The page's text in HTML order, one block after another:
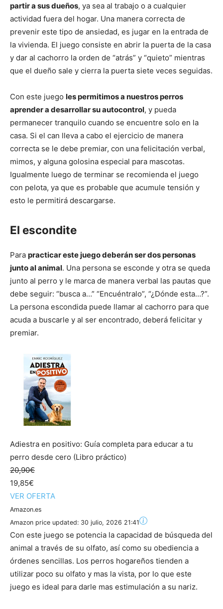
partir a sus dueños, ya sea al trabajo o a cualquier
actividad fuera del hogar. Una manera correcta de
prevenir este tipo de ansiedad, es jugar en la entrada de
la vivienda. El juego consiste en abrir la puerta de la casa
y dar al cachorro la orden de “atrás” y “quieto” mientras
que el dueño sale y cierra la puerta siete veces seguidas.
Con este juego les permitimos a nuestros perros
aprender a desarrollar su autocontrol, y pueda
permanecer tranquilo cuando se encuentre solo en la
casa. Si el can lleva a cabo el ejercicio de manera
correcta se le debe premiar, con una felicitación verbal,
mimos, y alguna golosina especial para mascotas.
Igualmente luego de terminar se recomienda el juego
con pelota, ya que es probable que acumule tensión y
esto le permitirá descargarse.
El escondite
Para practicar este juego deberán ser dos personas
junto al animal. Una persona se esconde y otra se queda
junto al perro y le marca de manera verbal las pautas que
debe seguir: “busca a…” “Encuéntralo”, “¿Dónde esta…?”.
La persona escondida puede llamar al cachorro para que
acuda a buscarle y al ser encontrado, deberá felicitar y
premiar.
Adiestra en positivo: Guía completa para educar a tu
perro desde cero (Libro práctico)
20,90€
19,85€
VER OFERTA
Amazon.es
Amazon price updated: 30 julio, 2026 21:41
Con este juego se potencia la capacidad de búsqueda del
animal a través de su olfato, así como su obediencia a
órdenes sencillas. Los perros hogareños tienden a
utilizar poco su olfato y mas la vista, por lo que este
juego es ideal para darle mas estimulación a su nariz.